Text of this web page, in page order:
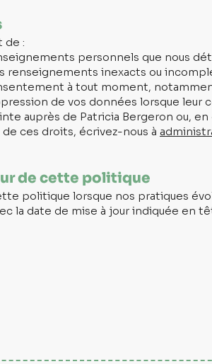
de :
personnels que nous
renseignements inexacts ou
à tout moment,
de vos données lorsque leur
auprès de Patricia Bergeron ou,
ces droits, écrivez-nous à
de cette politique
politique lorsque nos pratiques
la date de mise à jour indiquée en